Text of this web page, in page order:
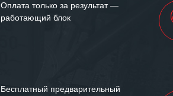
«555» долгих лет
Оплата только за результат —
работающий блок
Бесплатный предварительный